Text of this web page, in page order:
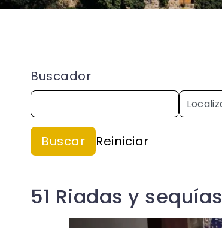
Buscador
51 Riadas y sequías